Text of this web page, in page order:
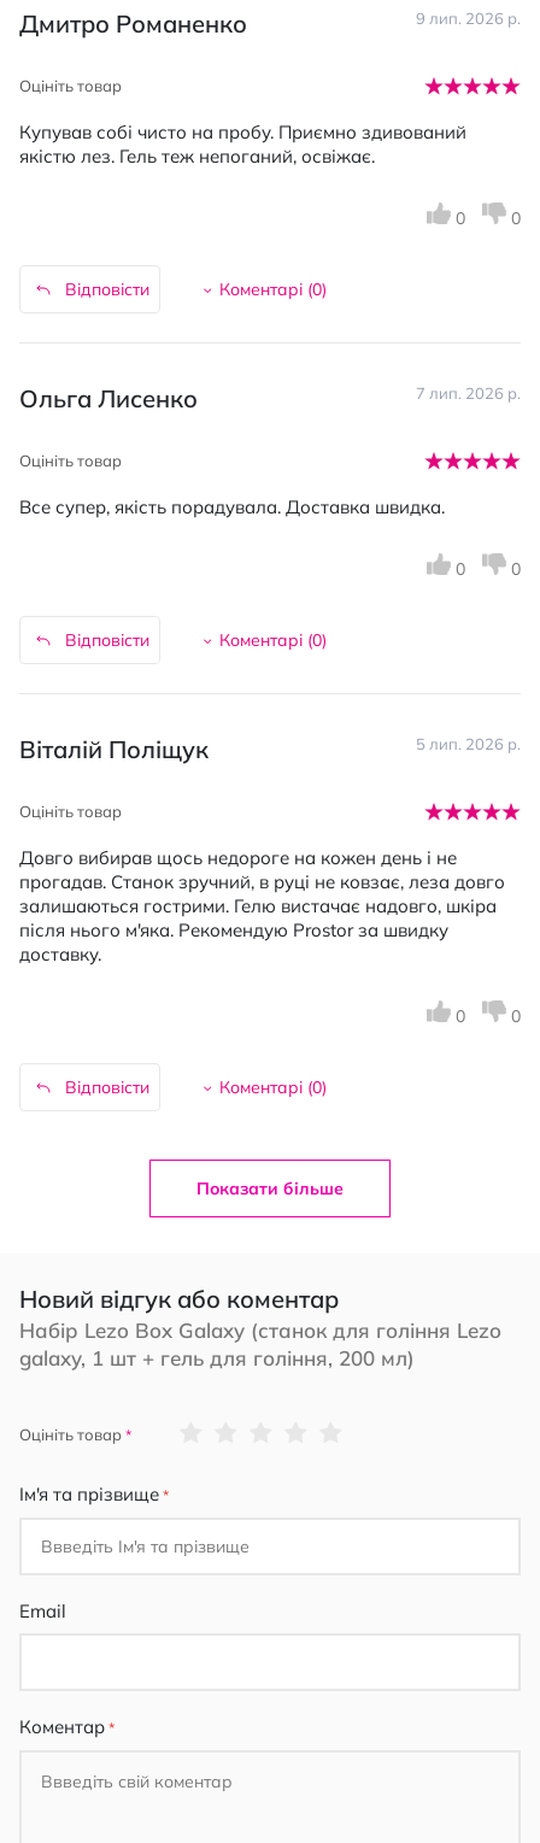
Дмитро Романенко 9 лип. 2026 р.
Оцініть товар
Купував собі чисто на пробу. Приємно здивований
якістю лез. Гель теж непоганий, освіжає.
Відповісти Коментарі (0)
0 0
Ольга Лисенко 7 лип. 2026 р.
Оцініть товар
Все супер, якість порадувала. Доставка швидка.
Відповісти Коментарі (0)
0 0
Віталій Поліщук 5 лип. 2026 р.
Оцініть товар
Довго вибирав щось недороге на кожен день і не
прогадав. Станок зручний, в руці не ковзає, леза довго
залишаються гострими. Гелю вистачає надовго, шкіра
після нього м'яка. Рекомендую Prostor за швидку
доставку.
Відповісти Коментарі (0)
0 0
Показати більше
Новий відгук або коментар
Набір Lezo Box Galaxy (станок для гоління Lezo
galaxy, 1 шт + гель для гоління, 200 мл)
Оцініть товар
Ім'я та прізвище
Email
Коментар